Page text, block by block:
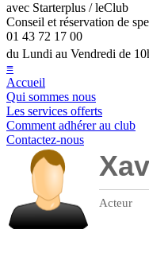
avec Starterplus / leClub
Conseil et réservation de
01 43 72 17 00
du Lundi au Vendredi de
≡
Accueil
Qui sommes nous
Les services offerts
Comment adhérer au club
Contactez-nous
Acteur